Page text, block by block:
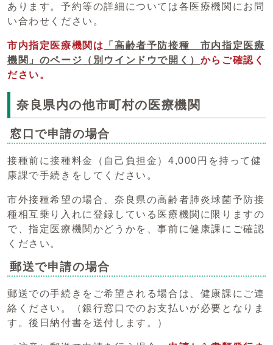
あります。予約等の詳細については各医療機関にお問
い合わせください。
市内指定医療機関は
「高齢者予防接種 市内指定医療
機関」のページ （別ウインドウで開く） からご確認く
ださい。
奈良県内の他市町村の医療機関
窓口で申請の場合
接種前に接種料金（自己負担金）4,000円を持って健
康課で手続きをしてください。
市外接種希望の場合、奈良県の高齢者肺炎球菌予防接
種相互乗り入れに登録している医療機関に限りますの
で、指定医療機関かどうかを、事前に健康課にご確認
ください。
郵送で申請の場合
郵送での手続きをご希望される場合は、健康課にご連
絡ください。（銀行窓口でのお支払いが必要となりま
す。後日納付書を送付します。）